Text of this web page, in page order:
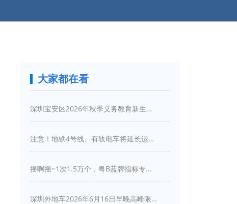
大家都在看
深圳宝安区2026年秋季义务教育新生入学指引
注意！地铁4号线、有轨电车将延长运营服务！
摇啊摇~1次1.5万个，粤B蓝牌指标专项摇号又来啦！
深圳外地车2026年6月16日早晚高峰限行详情